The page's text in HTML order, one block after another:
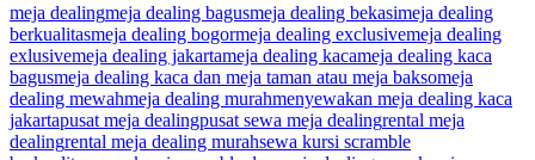
meja dealingmeja dealing bagusmeja dealing bekasimeja dealing
berkualitasmeja dealing bogormeja dealing exclusivemeja dealing
exlusivemeja dealing jakartameja dealing kacameja dealing kaca
bagusmeja dealing kaca dan meja taman atau meja baksomeja
dealing mewahmeja dealing murahmenyewakan meja dealing kaca
jakartapusat meja dealingpusat sewa meja dealingrental meja
dealingrental meja dealing murahsewa kursi scramble